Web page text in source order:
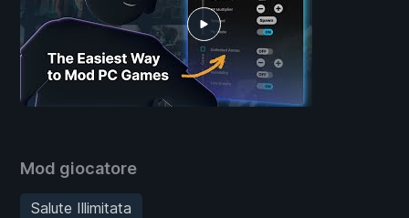
Mod giocatore
Salute Illimitata